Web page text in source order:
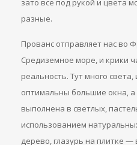
зато все под рукой и цвета
разные.
Прованс отправляет нас во
Средиземное море, и крики
реальность. Тут много света,
оптимальны большие окна, а
выполнена в светлых,
использованием
дерево, глазурь на плитке —